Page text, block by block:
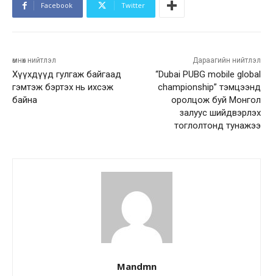
Facebook Twitter
өмнөх нийтлэл
Хүүхдүүд гулгаж байгаад
гэмтэж бэртэх нь ихсэж
байна
Дараагийн нийтлэл
“Dubai PUBG mobile global
championship” тэмцээнд
оролцож буй Монгол
залуус шийдвэрлэх
тоглолтонд тунажээ
Mandmn